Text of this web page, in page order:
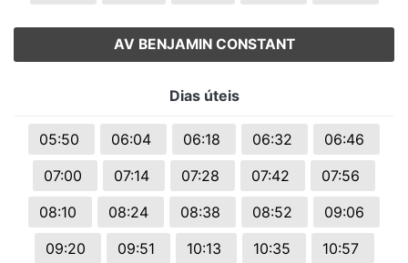
AV BENJAMIN CONSTANT
Dias úteis
05:50 06:04 06:18 06:32
06:46
07:00
07:14 07:28 07:42
07:56
08:10
08:24 08:38 08:52
09:06
09:20
09:51 10:13 10:35
10:57